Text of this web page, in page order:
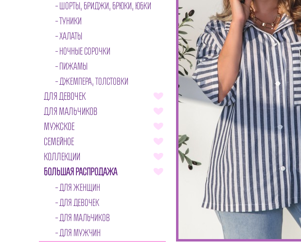
ШОРТЫ, БРИДЖИ, БРЮКИ, ЮБКИ
ТУНИКИ
ХАЛАТЫ
НОЧНЫЕ СОРОЧКИ
ПИЖАМЫ
ДЖЕМПЕРА, ТОЛСТОВКИ
ДЛЯ ДЕВОЧЕК
ДЛЯ МАЛЬЧИКОВ
МУЖСКОЕ
СЕМЕЙНОЕ
КОЛЛЕКЦИИ
БОЛЬШАЯ РАСПРОДАЖА
ДЛЯ ЖЕНЩИН
ДЛЯ ДЕВОЧЕК
ДЛЯ МАЛЬЧИКОВ
ДЛЯ МУЖЧИН